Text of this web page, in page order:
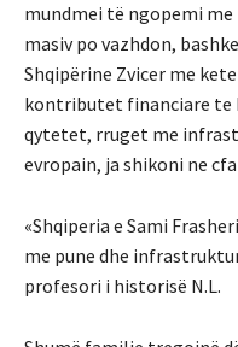
mundmei të ngopemi me
masiv po vazhdon,
Shqipërine Zvicer me
kontributet financiare te
qytetet, rruget me
evropain, ja shikoni ne
«Shqiperia e Sami
me pune dhe
profesori i historisë N.L.